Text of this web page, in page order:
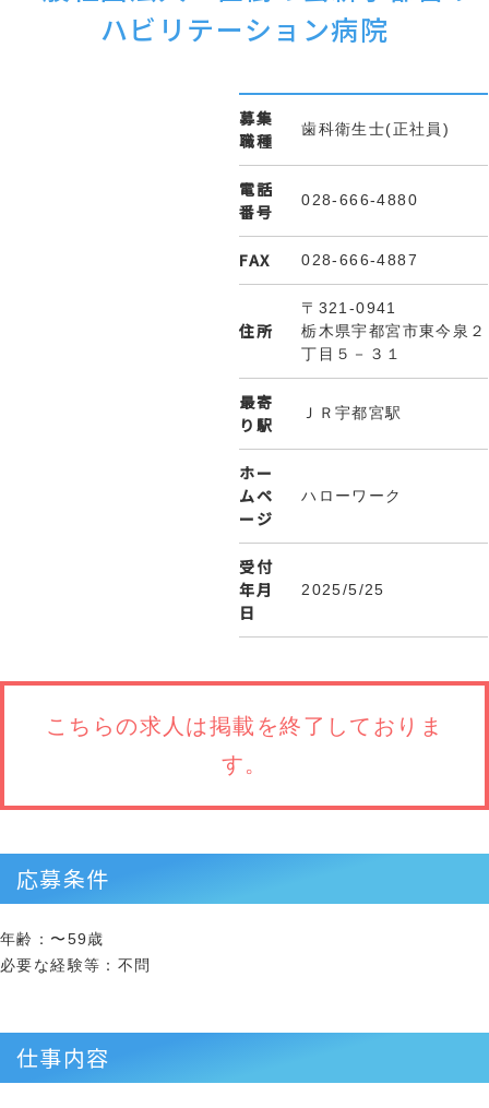
ハビリテーション病院
募集
職種
歯科衛生士(正社員)
電話
番号
028-666-4880
FAX 028-666-4887
住所
〒321-0941
栃木県宇都宮市東今泉２
丁目５－３１
最寄
り駅
ＪＲ宇都宮駅
ホー
ムペ
ージ
ハローワーク
受付
年月
日
2025/5/25
こちらの求人は掲載を終了しておりま
す。
応募条件
年齢：〜59歳
必要な経験等：不問
仕事内容